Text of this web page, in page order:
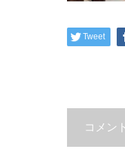
Tweet
コメント